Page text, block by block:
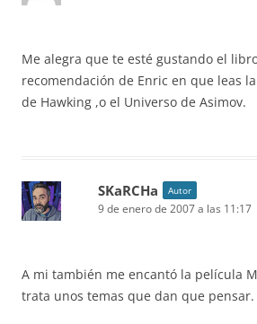
Me alegra que te esté gustando el
recomendación de Enric en que leas
de Hawking ,o el Universo de Asimov.
SKaRCHa Autor
9 de enero de 2007 a las 11:17
A mi también me encantó la película
trata unos temas que dan que pensar.